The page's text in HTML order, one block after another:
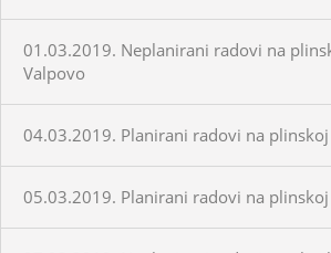
01.03.2019. Neplanirani radovi na
Valpovo
04.03.2019. Planirani radovi na
05.03.2019. Planirani radovi na